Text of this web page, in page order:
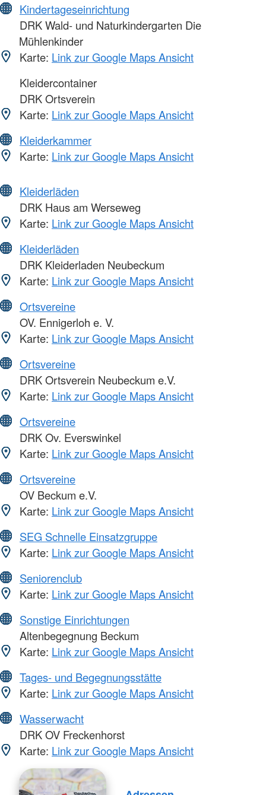
Kindertageseinrichtung
DRK Wald- und Naturkindergarten Die
Mühlenkinder
Karte: Link zur Google Maps Ansicht
Kleidercontainer
DRK Ortsverein
Karte: Link zur Google Maps Ansicht
Kleiderkammer
Karte: Link zur Google Maps Ansicht
Kleiderläden
DRK Haus am Werseweg
Karte: Link zur Google Maps Ansicht
Kleiderläden
DRK Kleiderladen Neubeckum
Karte: Link zur Google Maps Ansicht
Ortsvereine
OV. Ennigerloh e. V.
Karte: Link zur Google Maps Ansicht
Ortsvereine
DRK Ortsverein Neubeckum e.V.
Karte: Link zur Google Maps Ansicht
Ortsvereine
DRK Ov. Everswinkel
Karte: Link zur Google Maps Ansicht
Ortsvereine
OV Beckum e.V.
Karte: Link zur Google Maps Ansicht
SEG Schnelle Einsatzgruppe
Karte: Link zur Google Maps Ansicht
Seniorenclub
Karte: Link zur Google Maps Ansicht
Sonstige Einrichtungen
Altenbegegnung Beckum
Karte: Link zur Google Maps Ansicht
Tages- und Begegnungsstätte
Karte: Link zur Google Maps Ansicht
Wasserwacht
DRK OV Freckenhorst
Karte: Link zur Google Maps Ansicht